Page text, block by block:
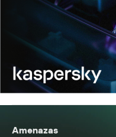
Amenazas